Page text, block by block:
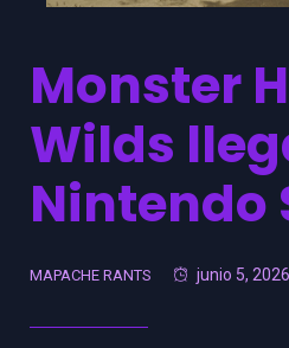
Monster
Wilds
Nintendo
MAPACHE RANTS junio 5, 2026